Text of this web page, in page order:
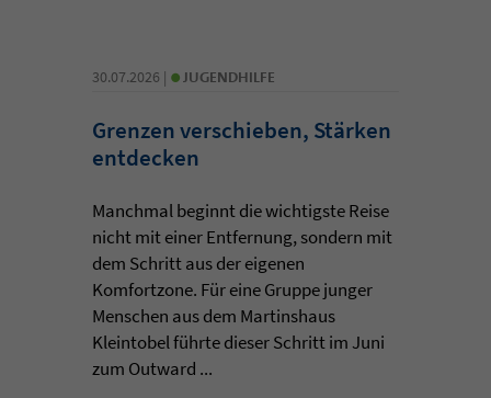
30.07.2026 | • JUGENDHILFE
Grenzen verschieben, Stärken
entdecken
Manchmal beginnt die wichtigste Reise
nicht mit einer Entfernung, sondern mit
dem Schritt aus der eigenen
Komfortzone. Für eine Gruppe junger
Menschen aus dem Martinshaus
Kleintobel führte dieser Schritt im Juni
zum Outward ...